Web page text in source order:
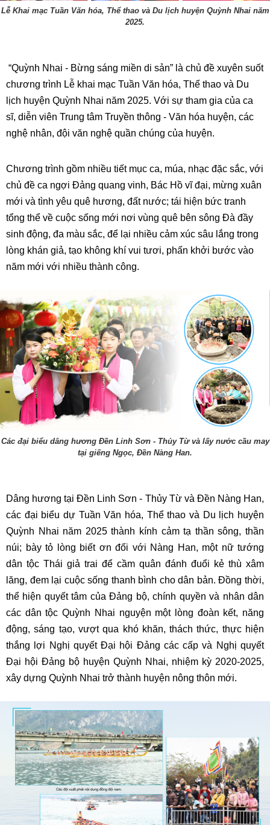
Lễ Khai mạc Tuần Văn hóa, Thể thao và Du lịch huyện Quỳnh Nhai năm
2025.
“Quỳnh Nhai - Bừng sáng miền di sản” là chủ đề xuyên suốt
chương trình Lễ khai mạc Tuần Văn hóa, Thể thao và Du
lịch huyện Quỳnh Nhai năm 2025. Với sự tham gia của ca
sĩ, diễn viên Trung tâm Truyền thông - Văn hóa huyện, các
nghệ nhân, đội văn nghệ quần chúng của huyện.
Chương trình gồm nhiều tiết mục ca, múa, nhạc đặc sắc, với
chủ đề ca ngợi Đảng quang vinh, Bác Hồ vĩ đại, mừng xuân
mới và tình yêu quê hương, đất nước; tái hiện bức tranh
tổng thể về cuộc sống mới nơi vùng quê bên sông Đà đầy
sinh động, đa màu sắc, để lại nhiều cảm xúc sâu lắng trong
lòng khán giả, tạo không khí vui tươi, phấn khởi bước vào
năm mới với nhiều thành công.
Các đại biểu dâng hương Đền Linh Sơn - Thủy Từ và lấy nước cầu may
tại giếng Ngọc, Đền Nàng Han.
Dâng hương tại Đền Linh Sơn - Thủy Từ và Đền Nàng Han,
các đại biểu dự Tuần Văn hóa, Thể thao và Du lịch huyện
Quỳnh Nhai năm 2025 thành kính cảm tạ thần sông, thần
núi; bày tỏ lòng biết ơn đối với Nàng Han, một nữ tướng
dân tộc Thái giả trai để cầm quân đánh đuổi kẻ thù xâm
lăng, đem lại cuộc sống thanh bình cho dân bản. Đồng thời,
thể hiện quyết tâm của Đảng bộ, chính quyền và nhân dân
các dân tộc Quỳnh Nhai nguyện một lòng đoàn kết, năng
động, sáng tạo, vượt qua khó khăn, thách thức, thực hiện
thắng lợi Nghị quyết Đại hội Đảng các cấp và Nghị quyết
Đại hội Đảng bộ huyện Quỳnh Nhai, nhiệm kỳ 2020-2025,
xây dựng Quỳnh Nhai trở thành huyện nông thôn mới.